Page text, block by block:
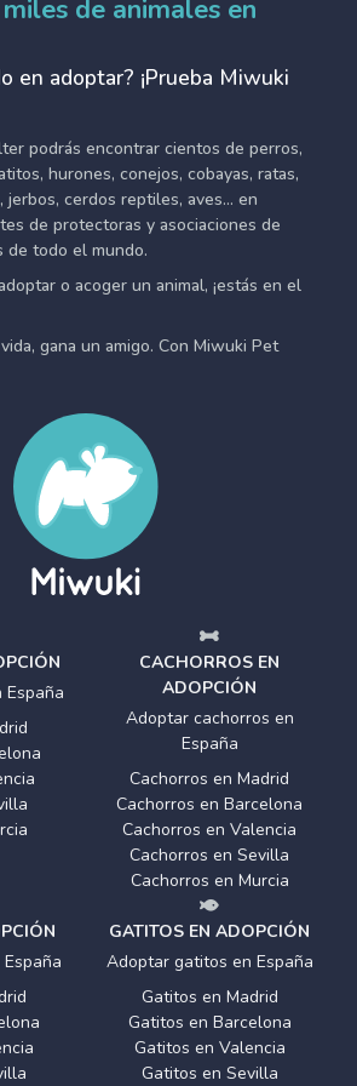
de animales en
en adoptar? ¡Prueba Miwuki
podrás encontrar cientos de perros,
hurones, conejos, cobayas, ratas,
jerbos, cerdos reptiles, aves... en
de protectoras y asociaciones de
de todo el mundo.
o acoger un animal, ¡estás en el
gana un amigo. Con Miwuki Pet
CACHORROS EN
ADOPCIÓN
Adoptar cachorros en
España
Cachorros en Madrid
Cachorros en Barcelona
Cachorros en Valencia
Cachorros en Sevilla
Cachorros en Murcia
GATITOS EN ADOPCIÓN
Adoptar gatitos en España
Gatitos en Madrid
Gatitos en Barcelona
Gatitos en Valencia
Gatitos en Sevilla